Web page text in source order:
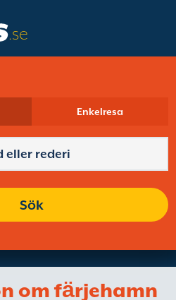
.se
Enkelresa
Sök
om fӓrjehamn